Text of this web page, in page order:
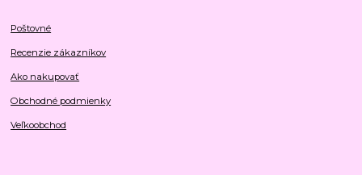
Poštovné
Recenzie zákazníkov
Ako nakupovať
Obchodné podmienky
Veľkoobchod